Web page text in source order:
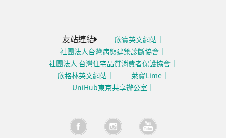
友站連結
欣寶英文網站
社團法人台灣病態建築診斷協會
社團法人 台灣住宅品質消費者保護協會
欣格林英文網站
萊寶Lime
UniHub東京共享辦公室